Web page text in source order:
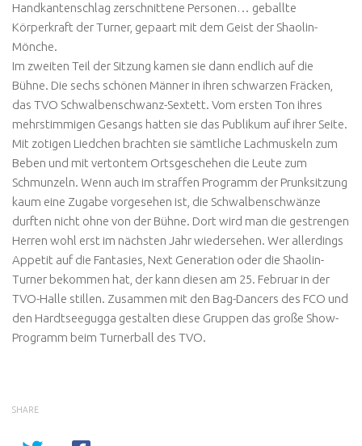
Handkantenschlag zerschnittene Personen… geballte
Körperkraft der Turner, gepaart mit dem Geist der Shaolin-
Mönche.
Im zweiten Teil der Sitzung kamen sie dann endlich auf die
Bühne. Die sechs schönen Männer in ihren schwarzen Fräcken,
das TVO Schwalbenschwanz-Sextett. Vom ersten Ton ihres
mehrstimmigen Gesangs hatten sie das Publikum auf ihrer Seite.
Mit zotigen Liedchen brachten sie sämtliche Lachmuskeln zum
Beben und mit vertontem Ortsgeschehen die Leute zum
Schmunzeln. Wenn auch im straffen Programm der Prunksitzung
kaum eine Zugabe vorgesehen ist, die Schwalbenschwänze
durften nicht ohne von der Bühne. Dort wird man die gestrengen
Herren wohl erst im nächsten Jahr wiedersehen. Wer allerdings
Appetit auf die Fantasies, Next Generation oder die Shaolin-
Turner bekommen hat, der kann diesen am 25. Februar in der
TVO-Halle stillen. Zusammen mit den Bag-Dancers des FCO und
den Hardtseegugga gestalten diese Gruppen das große Show-
Programm beim Turnerball des TVO.
SHARE